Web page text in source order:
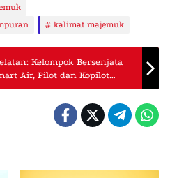
kalimat majemuk
Kelompok Bersenjata
Air, Pilot dan Kopilot